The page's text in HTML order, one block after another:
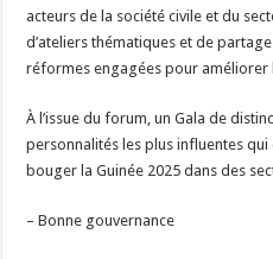
acteurs de la société civile et du
d’ateliers thématiques et de
réformes engagées pour améliorer
À l’issue du forum, un Gala de
personnalités les plus influentes
bouger la Guinée 2025 dans des
– Bonne gouvernance